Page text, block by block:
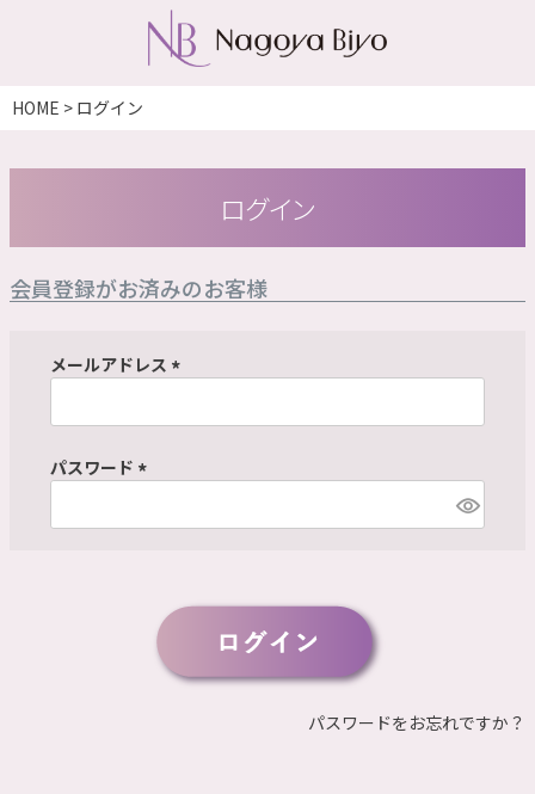
HOME ログイン
ログイン
会員登録がお済みのお客様
メールアドレス
必
パスワード
必
パスワードをお忘れですか？